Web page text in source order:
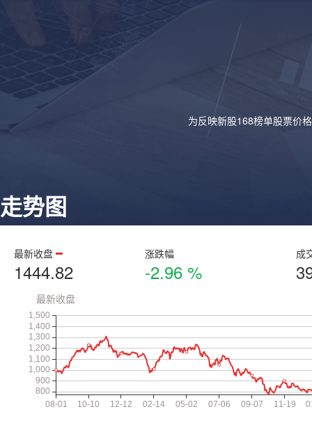
为反映新股168榜单股票价
走势图
最新收盘
1444.82
涨跌幅
-2.96 %
成